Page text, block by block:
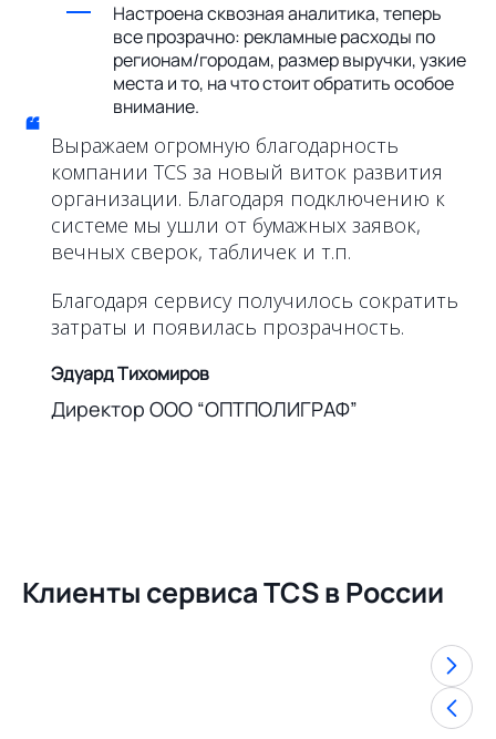
Настроена сквозная аналитика, теперь
все прозрачно: рекламные расходы по
регионам/городам, размер выручки, узкие
места и то, на что стоит обратить особое
внимание.
“ Выражаем огромную благодарность
компании TCS за новый виток развития
организации. Благодаря подключению к
системе мы ушли от бумажных заявок,
вечных сверок, табличек и т.п.
Благодаря сервису получилось сократить
затраты и появилась прозрачность.
Эдуард Тихомиров
Директор ООО “ОПТПОЛИГРАФ”
Клиенты сервиса TCS в России